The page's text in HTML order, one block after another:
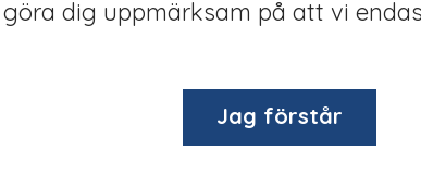
40st/ark.
vibrationsupptagande och
dig uppmärksam på att vi
Jag förstår